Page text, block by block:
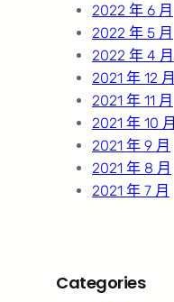
2022 年 6 月
2022 年 5 月
2022 年 4 月
2021 年 12 月
2021 年 11 月
2021 年 10 月
2021 年 9 月
2021 年 8 月
2021 年 7 月
Categories